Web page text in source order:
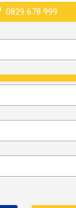
0829 678 999